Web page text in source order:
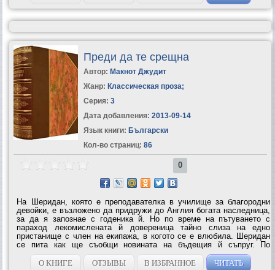
Преди да те срещна
Автор: Макнот Джудит
Жанр: Классическая проза;
Серия: 3
Дата добавления: 2013-09-14
Язык книги: Български
Кол-во страниц: 86
0
На Шеридан, която е преподавателка в училище за благородни
девойки, е възложено да придружи до Англия богата наследница,
за да я запознае с годеника й. Но по време на пътуването с
параход лекомислената й довереница тайно слиза на едно
пристанище с член на екипажа, в когото се е влюбила. Шеридан
се пита как ще съобщи новината на бъдещия й съпруг. По
стечение на обстоятелствата годеникът загива, а виновникът за
смъртта му, граф Стивън...
О КНИГЕ ОТЗЫВЫ В ИЗБРАННОЕ ЧИТАТЬ